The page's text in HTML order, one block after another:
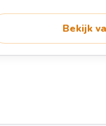
Bekijk